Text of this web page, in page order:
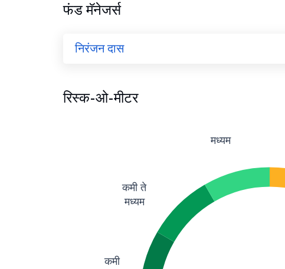
फंड मॅनेजर्स
निरंजन दास
रिस्क-ओ-मीटर
कमी
कमी ते
मध्यम
मध्यम